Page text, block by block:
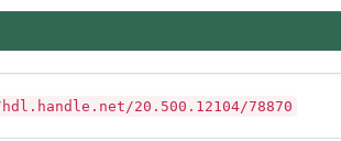
20.500.12104/78870